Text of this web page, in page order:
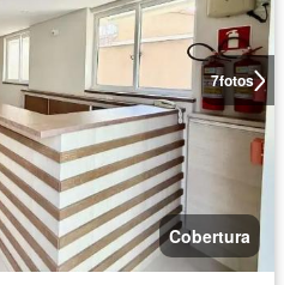
7fotos
Cobertura